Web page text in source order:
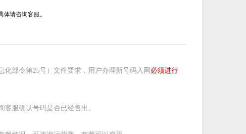
请咨询客服。
部令第25号）文件要求，用户办理新号码入网 必须进行
服确认号码是否已经售出。